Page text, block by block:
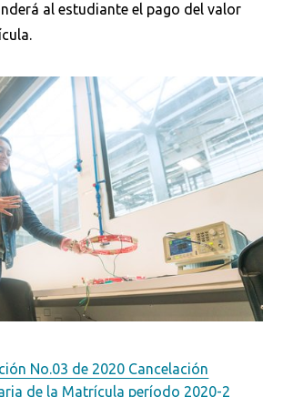
al estudiante el pago del valor
No.03 de 2020 Cancelación
de la Matrícula período 2020-2